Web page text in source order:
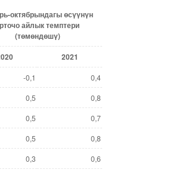
октябрындагыөсүүнүн
айлык темптери
(төмөндөшү)
20 2021
-0,1
0,4
0,5
0,8
0,5
0,7
0,5
0,8
0,3 0,6